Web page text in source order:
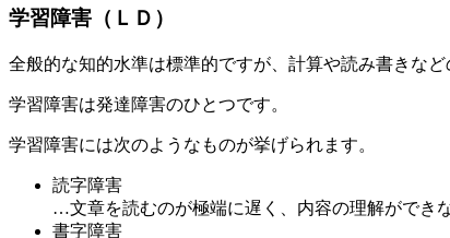
学習障害（ＬＤ）
全般的な知的水準は標準的ですが、計算や読み書きな
学習障害は発達障害のひとつです。
学習障害には次のようなものが挙げられます。
読字障害
…文章を読むのが極端に遅く、内容の理解ができ
書字障害